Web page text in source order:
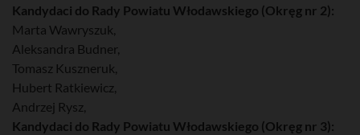
Kandydaci do Rady Powiatu Włodawskiego (Okręg nr 2):
Marta Wawryszuk,
Aleksandra Budner,
Tomasz Kuszneruk,
Hubert Ratkiewicz,
Andrzej Rysz,
Kandydaci do Rady Powiatu Włodawskiego (Okręg nr 3):